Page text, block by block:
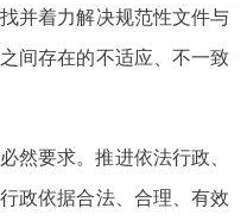
并着力解决规范性文件与
间存在的不适应、不一致
然要求。推进依法行政、
政依据合法、合理、有效